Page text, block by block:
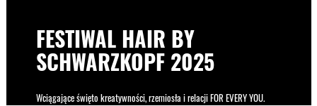
FESTIWAL HAIR BY
SCHWARZKOPF 2025
Wciągające święto kreatywności, rzemiosła i relacji FOR EVERY YOU.